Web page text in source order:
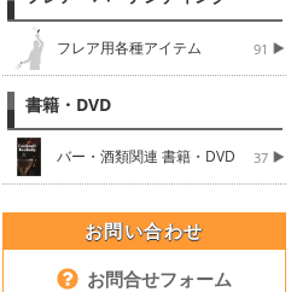
フレア用各種アイテム 91
書籍・DVD
バー・酒類関連 書籍・DVD 37
お問い合わせ
お問合せフォーム